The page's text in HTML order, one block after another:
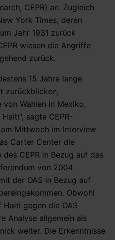
CEPR) an. Zugleich
York Times, deren
Jahr 1931 zurück
wiesen die Angriffe
zurück.
15 Jahre lange
zurückblicken,
Wahlen in Mexiko,
sagte CEPR-
Mittwoch im Interview
Carter Center die
CEPR in Bezug auf das
von 2004
der OAS in Bezug auf
Obwohl
Haiti gegen die OAS
Analyse allgemein als
weiter. Die Erkenntnisse